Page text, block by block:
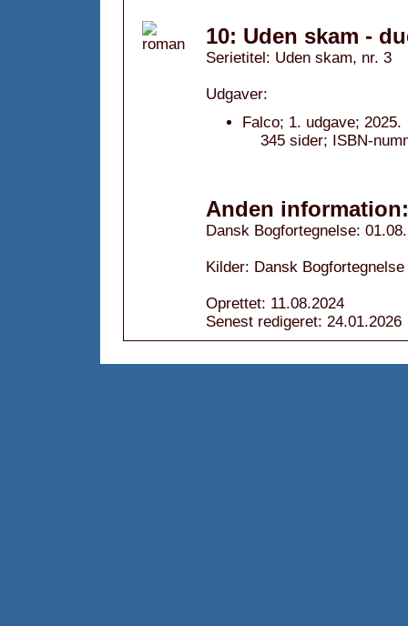
10: Uden skam -
Serietitel: Uden skam, nr. 3
Udgaver:
Falco; 1. udgave; 2025.
345 sider; ISBN-
Anden information:
Dansk Bogfortegnelse:
Kilder: Dansk Bogfortegnelse
Oprettet: 11.08.2024
Senest redigeret: 24.01.2026